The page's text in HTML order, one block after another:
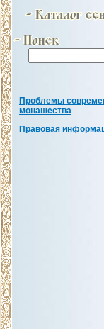
Проблемы
монашества
Правовая